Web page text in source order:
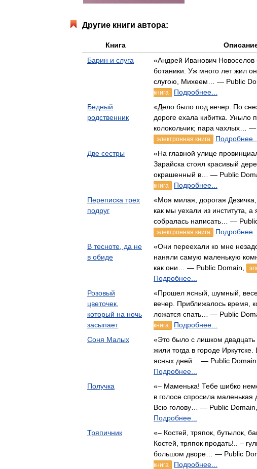
Другие книги автора:
Книга
Барин и слуга
«Андрей Иванович
ботаники. Уж много лет жил
слугою, Михеем… — Public
книга
Подробнее...
Бедный
родственник
«Дело было под вечер. По
дороге ехала кибитка. Уныло
колокольчик; пара чахлых… —
электронная книга Подробнее...
Две сестры
«На главной улице
Зарайска стоял красивый
окрашенный в… — Public
книга
Подробнее...
Переписка трех
подруг
«Моя милая, дорогая Дезичка,
как мы уехали из института,
собралась написать… —
электронная книга Подробнее...
В тесноте, да не
в обиде
«Они переехали ко мне
наняли самую маленькую
как они… — Public Domain,
Подробнее...
Розовый
цветочек,
который на ночь
засыпает
«Прошел ясный, шумный,
вечер. Приближалось время,
ложатся спать… — Public
книга
Подробнее...
Соня Малых
«Это было с лишком
жили тогда в городе
ясных дней… — Public Domain,
Подробнее...
Получка
«– Маменька! Тебе шибко
в голосе спросила
Всю голову… — Public Domain,
Подробнее...
Тряпичник
«– Костей, тряпок, бутылок,
Костей, тряпок продать!.. –
большом дворе… — Public
книга
Подробнее...